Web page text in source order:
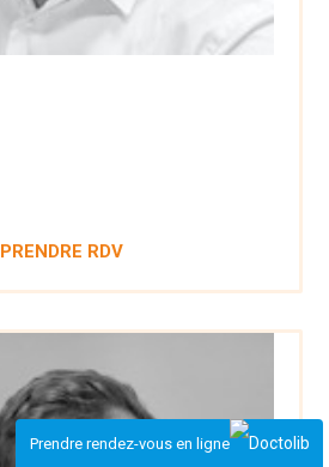
Prendre rendez-vous en ligne
PRENDRE RDV